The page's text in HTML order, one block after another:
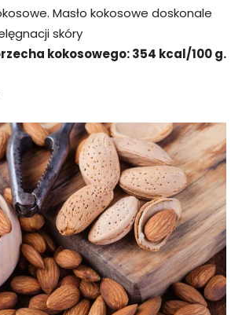
Masło kokosowe doskonale
skóry
kokosowego: 354 kcal/100 g.